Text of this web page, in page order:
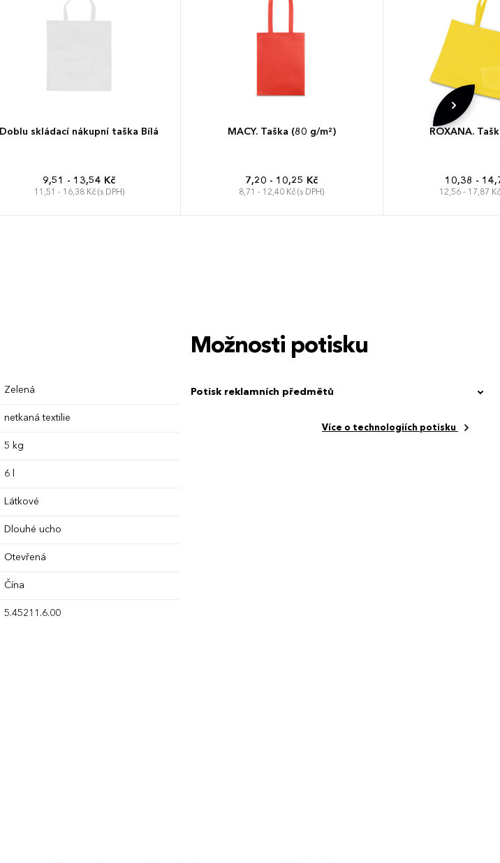
Doblu skládací nákupní taška Bílá
9,51 - 13,54 Kč
11,51 - 16,38 Kč (s DPH)
MACY. Taška (80 g/m²)
7,20 - 10,25 Kč
8,71 - 12,40 Kč (s DPH)
ROXANA.
10,38 -
12,56 - 17,87
Zelená
netkaná textilie
5 kg
6 l
Látkové
Dlouhé ucho
Otevřená
Čína
5.45211.6.00
Možnosti potisku
Potisk reklamních předmětů
Více o technologiích potisku